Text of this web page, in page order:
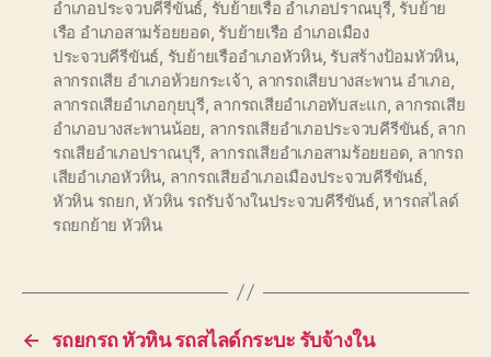
อำเภอประจวบคีรีขันธ์ รับย้ายเรือ อำเภอปราณบุรี, รับย้าย
เรือ อำเภอสามร้อยยอด รับย้ายเรือ อำเภอเมือง
ประจวบคีรีขันธ์ รับย้ายเรืออำเภอหัวหิน, รับสร้างป้อมหัวหิน,
ลากรถเสีย อำเภอห้วยกระเจ้า ลากรถเสียบางสะพาน อำเภอ
ลากรถเสียอำเภอกุยบุรี, ลากรถเสียอำเภอทับสะแก ลากรถเสีย
อำเภอบางสะพานน้อย ลากรถเสียอำเภอประจวบคีรีขันธ์, ลาก
รถเสียอำเภอปราณบุรี ลากรถเสียอำเภอสามร้อยยอด ลากรถ
เสียอำเภอหัวหิน ลากรถเสียอำเภอเมืองประจวบคีรีขันธ์,
หัวหิน รถยก ,หัวหิน รถรับจ้างในประจวบคีรีขันธ์,หารถสไลด์
รถยกย้าย หัวหิน
←
รถยกรถ หัวหิน รถสไลด์กระบะ รับจ้างใน